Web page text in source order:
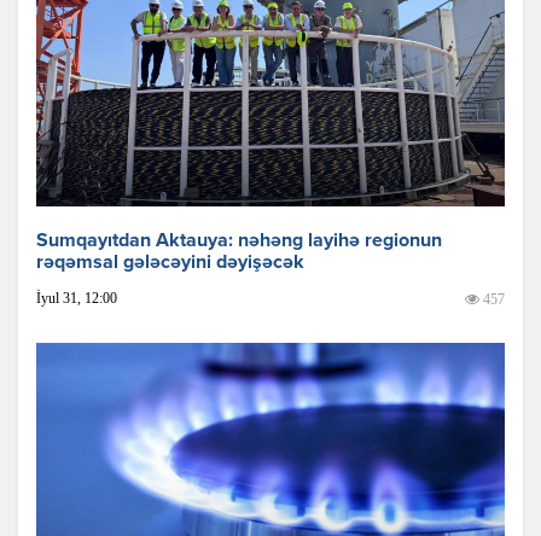
Sumqayıtdan Aktauya: nəhəng layihə regionun
rəqəmsal gələcəyini dəyişəcək
İyul 31, 12:00 457